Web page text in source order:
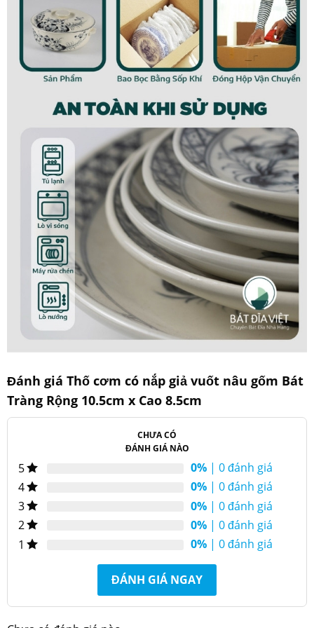
Thố có nắp men nâu Bát Tràng
Đặc điểm sản phẩm
Thố có nắp giả vuốt nâu gốm Bát Tràngđược các nghệ
nhân Bát Tràng trau chuốt tỉ mỉ trên từng chi tiết, mang
đầy tâm huyết của người thợ, vì thế, bộ sản phẩm có
nhiều ưu điểm vượt trội về chất lượng lẫn thẩm mỹ.
Kích thước thố
Thố được nung khử ở nhiệt độ 1300 độ C trong thời gian
lâu, đảm bảo loại bỏ các chất độc hại, an toàn sức khỏe
Đánh giá Thố cơm có nắp giả vuốt nâu gốm Bát
Tràng Rộng 10.5cm x Cao 8.5cm
CHƯA CÓ
ĐÁNH GIÁ NÀO
5 0% | 0 đánh giá
4
0% | 0 đánh giá
3
0% | 0 đánh giá
2
0% | 0 đánh giá
1
0% | 0 đánh giá
ĐÁNH GIÁ NGAY